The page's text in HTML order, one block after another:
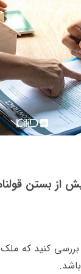
از بستن
بررسی کنید که